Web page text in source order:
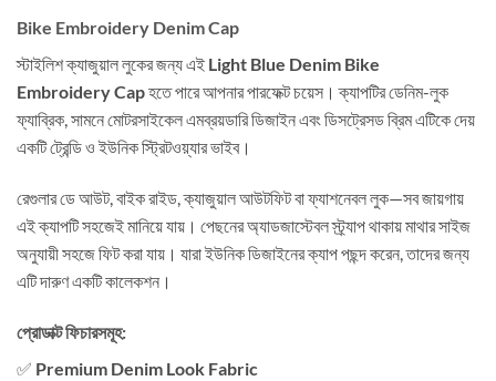
Bike Embroidery Denim Cap
স্টাইলিশ ক্যাজুয়াল লুকের জন্য এই Light Blue Denim Bike
Embroidery Capহতে পারে আপনার পারফেক্ট চয়েস। ক্যাপটির ডেনিম-লুক
ফ্যাব্রিক, সামনে মোটরসাইকেল এমব্রয়ডারি ডিজাইন এবং ডিসট্রেসড ব্রিম এটিকে দেয়
একটি ট্রেন্ডি ও ইউনিক স্ট্রিটওয়্যার ভাইব।
রেগুলার ডে আউট, বাইক রাইড, ক্যাজুয়াল আউটফিট বা ফ্যাশনেবল লুক—সব জায়গায়
এই ক্যাপটি সহজেই মানিয়ে যায়। পেছনের অ্যাডজাস্টেবল স্ট্র্যাপ থাকায় মাথার সাইজ
অনুযায়ী সহজে ফিট করা যায়। যারা ইউনিক ডিজাইনের ক্যাপ পছন্দ করেন, তাদের জন্য
এটি দারুণ একটি কালেকশন।
প্রোডাক্ট ফিচারসমূহ:
✅ Premium Denim Look Fabric